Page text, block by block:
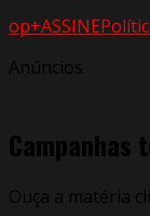
op+ASSINE
Anúncios
Campanhas
Ouça a matéria